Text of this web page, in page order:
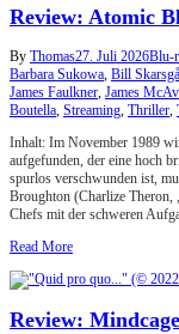
Review: Atomic
By Thomas27. Juli 2026Blu-
Barbara Sukowa, Bill
James Faulkner, James
Boutella, Streaming, Thriller,
Inhalt: Im November 1989
aufgefunden, der eine hoch
spurlos verschwunden ist,
Broughton (Charlize Theron,
Chefs mit der schweren
Read More
Review: